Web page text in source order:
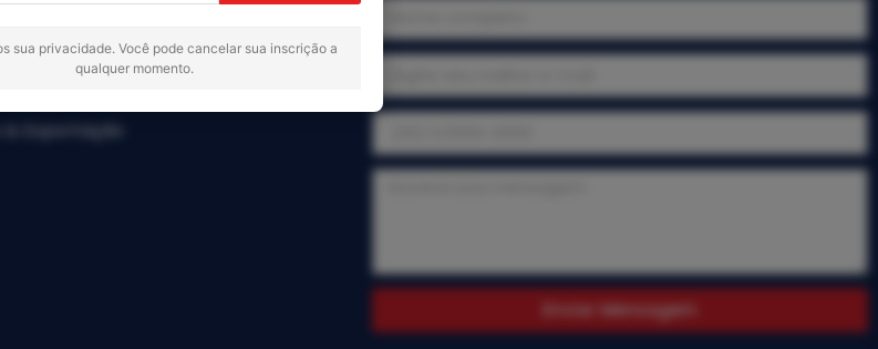
Exportação
Enviar Mensagem
sua privacidade. Você pode cancelar sua inscrição a
qualquer momento.